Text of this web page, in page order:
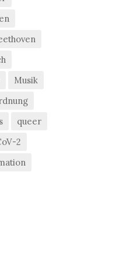
Musik
queer
2